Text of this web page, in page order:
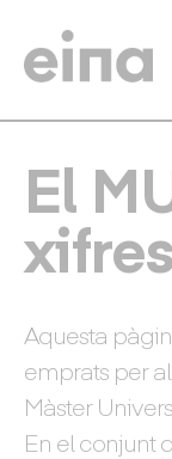
El
xifres
Aquesta
emprats per
Màster
En el conjunt